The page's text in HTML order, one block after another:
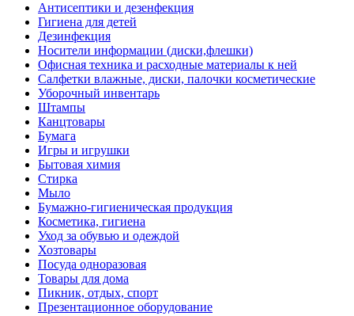
Антисептики и дезенфекция
Гигиена для детей
Дезинфекция
Носители информации (диски,флешки)
Офисная техника и расходные материалы к ней
Салфетки влажные, диски, палочки косметические
Уборочный инвентарь
Штампы
Канцтовары
Бумага
Игры и игрушки
Бытовая химия
Стирка
Мыло
Бумажно-гигиеническая продукция
Косметика, гигиена
Уход за обувью и одеждой
Хозтовары
Посуда одноразовая
Товары для дома
Пикник, отдых, спорт
Презентационное оборудование